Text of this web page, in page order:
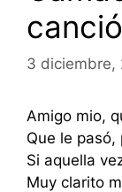
3 diciembre,
Amigo mio,
Que le pasó,
Si aquella
Muy clarito